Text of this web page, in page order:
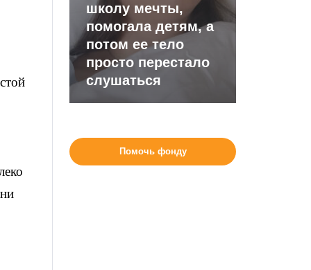
школу мечты,
помогала детям, а
потом ее тело
просто перестало
слушаться
Помочь фонду